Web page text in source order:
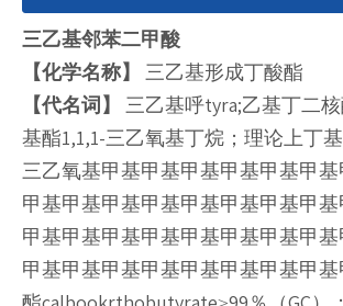
三乙基邻苯二甲酸
【化学名称】
三乙基形成丁酸酯
【代名词】
三乙基呼tyra;乙基丁二
基酯1,1,1-三乙氧基丁烷；理论上丁
三乙氧基甲基甲基甲基甲基甲基甲
甲基甲基甲基甲基甲基甲基甲基甲
甲基甲基甲基甲基甲基甲基甲基甲
甲基甲基甲基甲基甲基甲基甲基甲